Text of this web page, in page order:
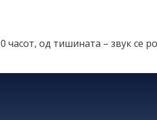
часот, од тишината – звук се